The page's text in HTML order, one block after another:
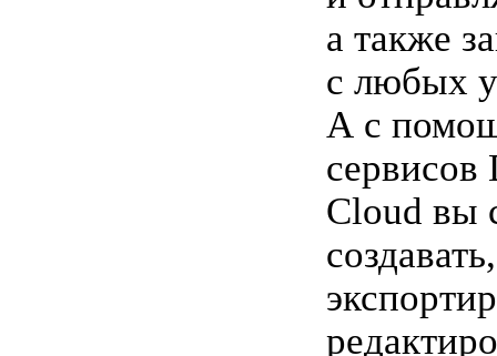
а также
с любых
А с
сервисов
Cloud вы
создавать,